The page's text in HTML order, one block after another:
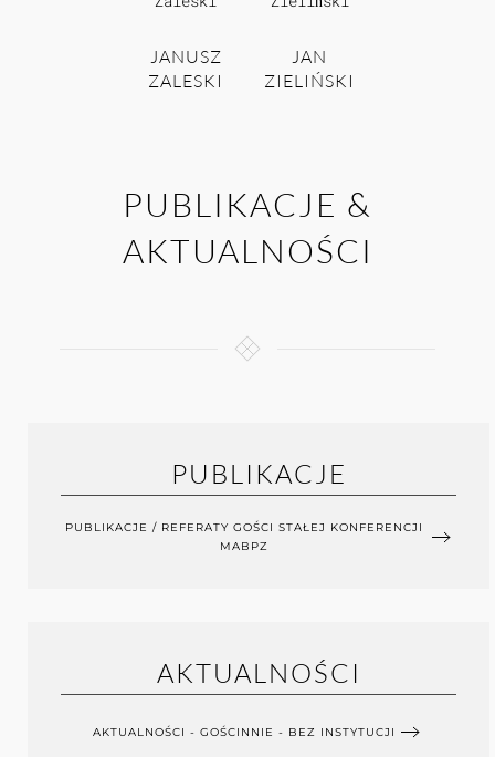
JANUSZ
ZALESKI
JAN
ZIELIŃSKI
PUBLIKACJE &
AKTUALNOŚCI
PUBLIKACJE
PUBLIKACJE / REFERATY GOŚCI STAŁEJ KONFERENCJI
MABPZ
AKTUALNOŚCI
AKTUALNOŚCI - GOŚCINNIE - BEZ INSTYTUCJI